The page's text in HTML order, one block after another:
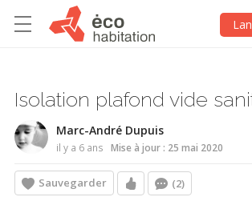
Isolation plafond vide
Marc-André Dupuis
il y a 6 ans Mise à jour : 25 mai 2020
Sauvegarder (2)